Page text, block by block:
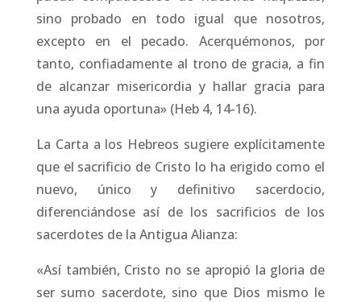
sino probado en todo igual que nosotros,
excepto en el pecado. Acerquémonos, por
tanto, confiadamente al trono de gracia, a fin
de alcanzar misericordia y hallar gracia para
una ayuda oportuna» (Heb 4, 14-16).
La Carta a los Hebreos sugiere explícitamente
que el sacrificio de Cristo lo ha erigido como el
nuevo, único y definitivo sacerdocio,
diferenciándose así de los sacrificios de los
sacerdotes de la Antigua Alianza:
«Así también, Cristo no se apropió la gloria de
ser sumo sacerdote, sino que Dios mismo le